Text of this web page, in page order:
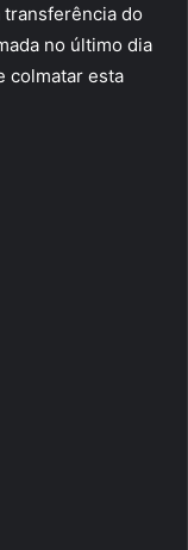
transferência do
no último dia
colmatar esta